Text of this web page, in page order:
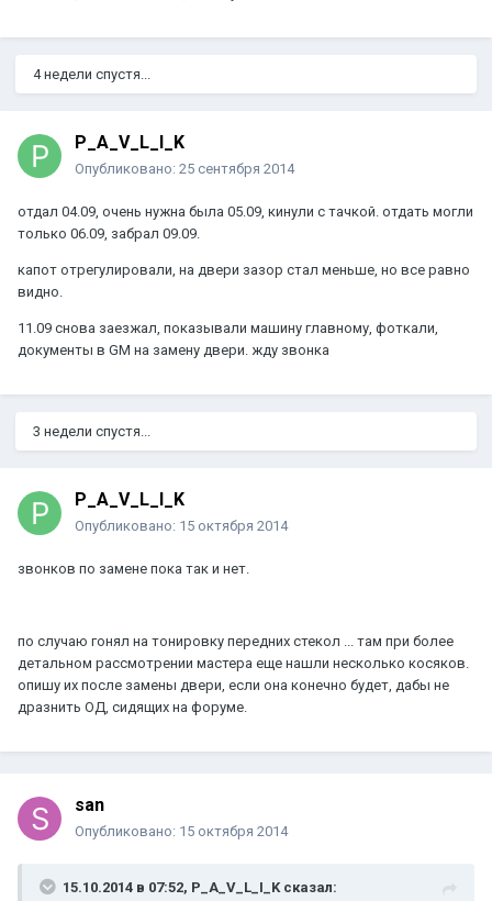
4 недели спустя...
P_A_V_L_I_K
Опубликовано: 25 сентября 2014
отдал 04.09, очень нужна была 05.09, кинули с тачкой. отдать могли
только 06.09, забрал 09.09.
капот отрегулировали, на двери зазор стал меньше, но все равно
видно.
11.09 снова заезжал, показывали машину главному, фоткали,
документы в GM на замену двери. жду звонка
3 недели спустя...
P_A_V_L_I_K
Опубликовано: 15 октября 2014
звонков по замене пока так и нет.
по случаю гонял на тонировку передних стекол ... там при более
детальном рассмотрении мастера еще нашли несколько косяков.
опишу их после замены двери, если она конечно будет, дабы не
дразнить ОД, сидящих на форуме.
san
Опубликовано: 15 октября 2014
15.10.2014 в 07:52, P_A_V_L_I_K сказал: